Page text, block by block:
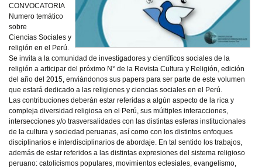
CONVOCATORIA
Numero temático
sobre
Ciencias Sociales y
religión en el Perú.
Se invita a la comunidad de investigadores y científicos sociales de la
religión a articipar del próximo N° de la Revista Cultura y Religión, edición
del año del 2015, enviándonos sus papers para ser parte de este volumen
que estará dedicado a las religiones y ciencias sociales en el Perú.
Las contribuciones deberán estar referidas a algún aspecto de la rica y
compleja diversidad religiosa en el Perú, sus múltiples interacciones,
intersecciones y/o trasversalidades con las distintas esferas institucionales
de la cultura y sociedad peruanas, así como con los distintos enfoques
disciplinarios e interdisciplinarios de abordaje. En tal sentido los trabajos,
además de estar referidos a las distintas expresiones del sistema religioso
peruano: catolicismos populares, movimientos eclesiales, evangelismo,